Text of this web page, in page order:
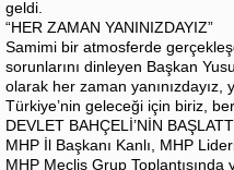
geldi.
“HER ZAMAN YANINIZDAYIZ”
Samimi bir atmosferde
sorunlarını dinleyen Başkan
olarak her zaman yanınızdayız,
Türkiye’nin geleceği için biriz,
DEVLET BAHÇELİ’NİN
MHP İl Başkanı Kanlı, MHP
MHP Meclis Grup Toplantısında